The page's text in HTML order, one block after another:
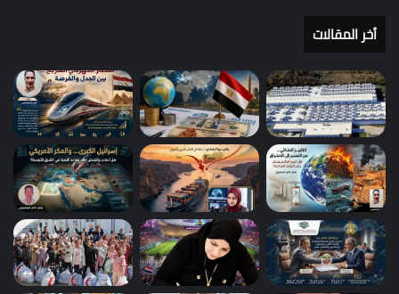
أخر المقالات